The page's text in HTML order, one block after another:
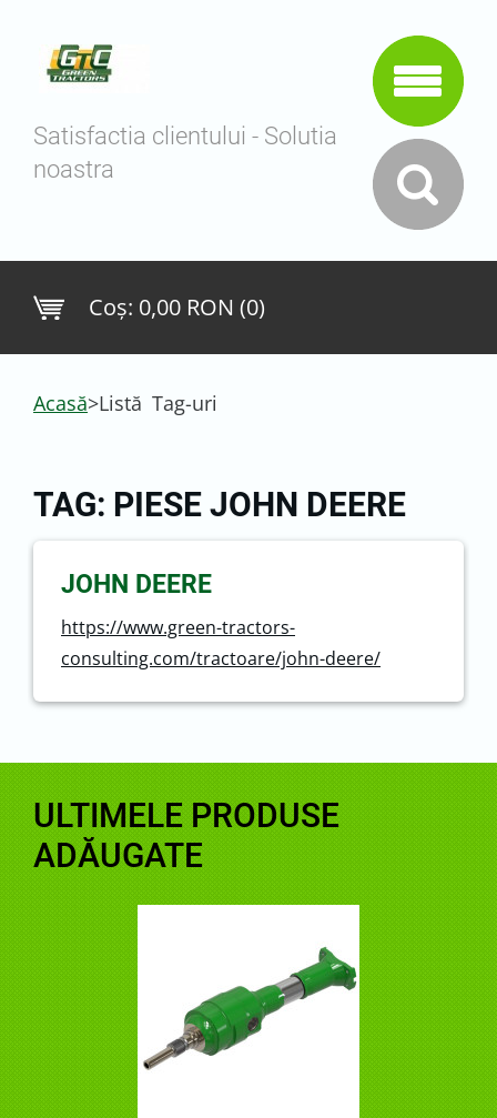
Satisfactia clientului - Solutia
noastra
Coş: 0,00 RON (0)
Acasă>Listă Tag-uri
TAG: PIESE JOHN DEERE
JOHN DEERE
https://www.green-tractors-
consulting.com/tractoare/john-deere/
ULTIMELE PRODUSE
ADĂUGATE